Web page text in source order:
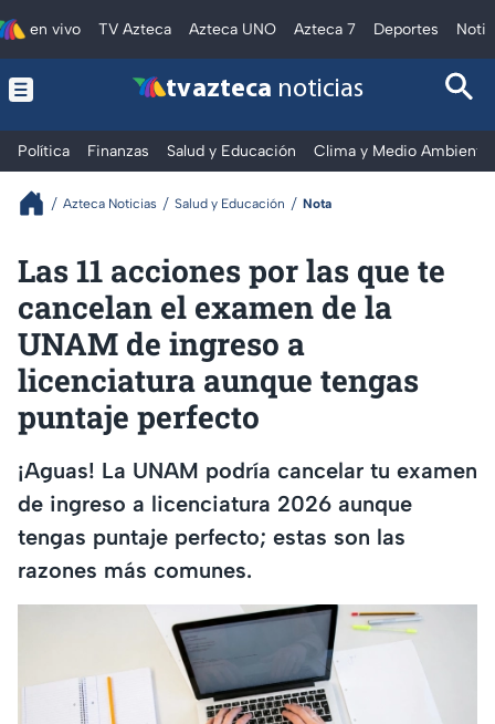
en vivo TV Azteca Azteca UNO Azteca 7 Deportes
tv azteca noticias
Política Finanzas Salud y Educación Clima y Medio Ambiente
Azteca Noticias Salud y Educación Nota
Las 11 acciones por las que te
cancelan el examen de la
UNAM de ingreso a
licenciatura aunque tengas
puntaje perfecto
¡Aguas! La UNAM podría cancelar tu examen
de ingreso a licenciatura 2026 aunque
tengas puntaje perfecto; estas son las
razones más comunes.